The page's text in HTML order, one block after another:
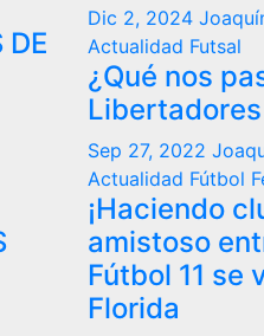
DE
Dic 2, 2024
Actualidad Futsal
¿Qué nos
Sep 27, 2022
Actualidad Fútbol
¡Haciendo
amistoso
Fútbol 11 se
Florida